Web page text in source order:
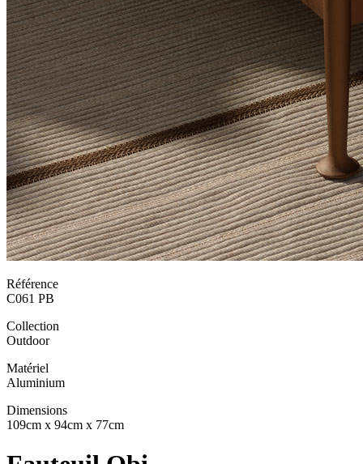
Référence
C061 PB
Collection
Outdoor
Matériel
Aluminium
Dimensions
109cm x 94cm x 77cm